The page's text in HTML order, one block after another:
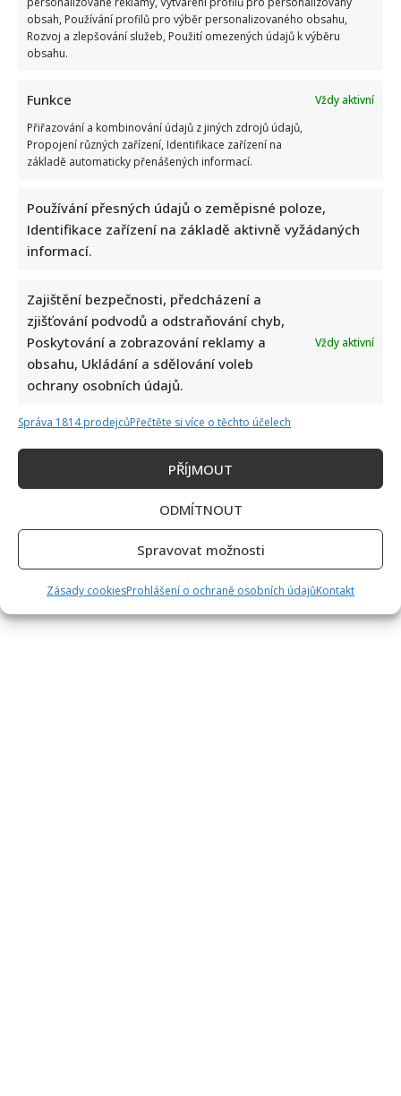
obsah, Používání profilů pro výběr personalizovaného obsahu,
Rozvoj a zlepšování služeb, Použití omezených údajů k výběru
obsahu.
Funkce
Vždy aktivní
Přiřazování a kombinování údajů z jiných zdrojů údajů,
Propojení různých zařízení, Identifikace zařízení na
základě automaticky přenášených informací.
Používání přesných údajů o zeměpisné poloze,
Identifikace zařízení na základě aktivně vyžádaných
informací.
Zajištění bezpečnosti, předcházení a
zjišťování podvodů a odstraňování chyb,
Poskytování a zobrazování reklamy a
obsahu, Ukládání a sdělování voleb
ochrany osobních údajů.
Vždy aktivní
Správa 1814 prodejcůPřečtěte si více o těchto účelech
PŘÍJMOUT
ODMÍTNOUT
Spravovat možnosti
Zásady cookiesProhlášení o ochraně osobních údajůKontakt
malého
Arnolda.
Karlos
se
pochlubil
Lela Vémola čeká s manželem Karlosem třetí dítě.
Lenka Marousková 21. 10. 2024
Lela Vémola na sociálních sítích prozradila radostnou
novinku. Brzy z ní bude trojnásobná maminka. Na
honosné oslavě...
more
about
Lela
manželem
dítě.
a
prozradili
pohlaví